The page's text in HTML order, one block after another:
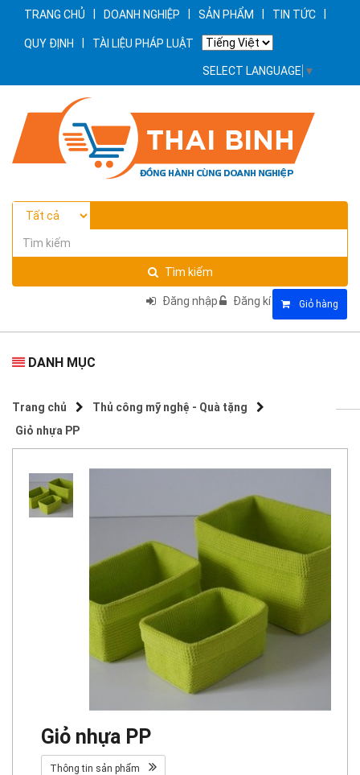
TRANG CHỦ DOANH NGHIỆP SẢN PHẨM TIN TỨC
QUY ĐỊNH TÀI LIỆU PHÁP LUẬT
SELECT LANGUAGE ▼
Tìm kiếm
Đăng nhập Đăng kí Giỏ hàng
DANH MỤC
Trang chủ
Thủ công mỹ nghệ - Quà tặng
Giỏ nhựa PP
Giỏ nhựa PP
Thông tin sản phẩm